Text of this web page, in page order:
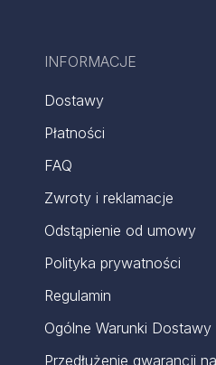
INFORMACJE
Dostawy
Płatności
FAQ
Zwroty i reklamacje
Odstąpienie od umowy
Polityka prywatności
Regulamin
Ogólne Warunki Dostawy
Przedłużenie gwarancji na